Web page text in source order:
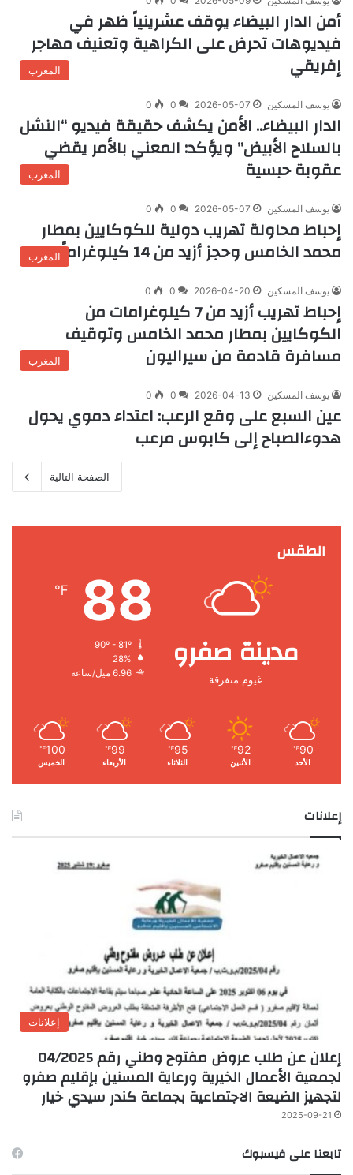
أمن الدار البيضاء يوقف عشرينياً ظهر في
فيديوهات تحرض على الكراهية وتعنيف مهاجر
إفريقي المغرب
يوسف المسكين 2026-05-07
0
0
الدار البيضاء.. الأمن يكشف حقيقة فيديو “النشل
بالسلاح الأبيض” ويؤكد: المعني بالأمر يقضي
عقوبة حبسية المغرب
يوسف المسكين 2026-05-07
0
0
إحباط محاولة تهريب دولية للكوكايين بمطار
محمد الخامس وحجز أزيد من 14 كيلوغراماً المغرب
يوسف المسكين 2026-04-20
0
0
إحباط تهريب أزيد من 7 كيلوغرامات من
الكوكايين بمطار محمد الخامس وتوقيف
مسافرة قادمة من سيراليون المغرب
يوسف المسكين 2026-04-13
0
0
عين السبع على وقع الرعب: اعتداء دموي يحول
هدوءالصباح إلى كابوس مرعب
الصفحة التالية
الطقس
مدينة صفرو
غيوم متفرقة
88
℉
28%
6.96 ميل/ساعة
90
℉
الأحد
92
℉
الأثنين
95
℉
الثلاثاء
99
℉
الأربعاء
100
℉
الخميس
إعلانات
إعلانات
إعلان عن طلب عروض مفتوح وطني رقم 04/2025
لجمعية الأعمال الخيرية ورعاية المسنين بإقليم صفرو
لتجهيز الضيعة الاجتماعية بجماعة كندر سيدي خيار
2025-09-21
تابعنا على فيسبوك